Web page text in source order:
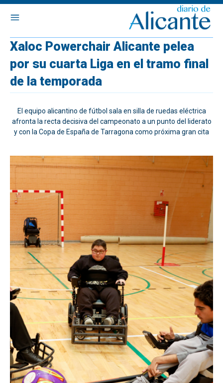
Xaloc Powerchair Alicante pelea
por su cuarta Liga en el tramo final
de la temporada
El equipo alicantino de fútbol sala en silla de ruedas eléctrica
afronta la recta decisiva del campeonato a un punto del liderato
y con la Copa de España de Tarragona como próxima gran cita